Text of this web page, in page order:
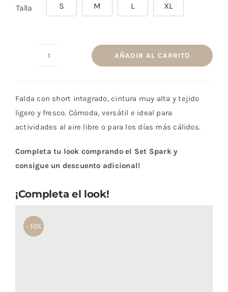
Talla S M L XL
Herbal
cantidad
AÑADIR AL CARRITO
Falda con short integrado, cintura muy alta y tejido
ligero y fresco. Cómoda, versátil e ideal para
actividades al aire libre o para los días más cálidos.
Completa tu look comprando el Set Spark y
consigue un descuento adicional!
¡Completa el look!
- 10%